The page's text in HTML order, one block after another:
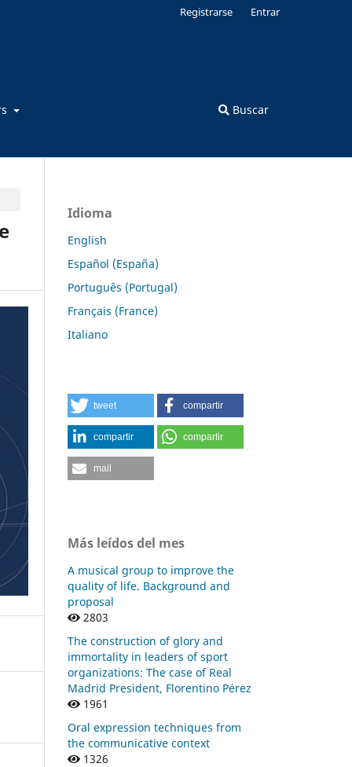
Buscar
Registrarse Entrar
Idioma
English
Español (España)
Português (Portugal)
Français (France)
Italiano
tweet compartir
compartir compartir
mail
Más leídos del mes
A musical group to improve the
quality of life. Background and
proposal
2803
The construction of glory and
immortality in leaders of sport
organizations: The case of Real
Madrid President, Florentino Pérez
1961
Oral expression techniques from
the communicative context
1326